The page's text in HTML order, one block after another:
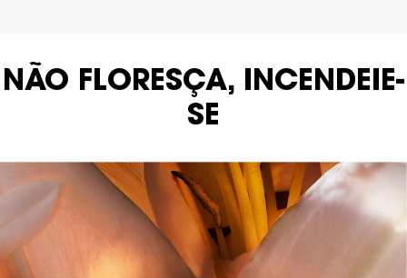
Description
NÃO FLORESÇA, INCENDEIE-
SE